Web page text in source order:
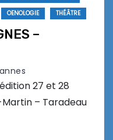
OENOLOGIE THÉÂTRE
–
27 et 28
– Taradeau